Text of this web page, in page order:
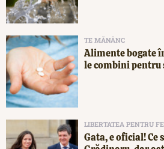
TE MĂNÂNC
Alimente bogate
le combini
LIBERTATEA PENTRU
Gata, e oficial!